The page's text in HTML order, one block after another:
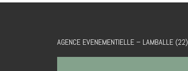
AGENCE EVENEMENTIELLE – LAMBALLE (22)